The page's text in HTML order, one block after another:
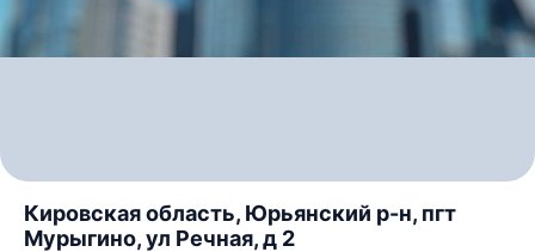
Кировская область, Юрьянский р-н, пгт
Мурыгино, ул Речная, д 2